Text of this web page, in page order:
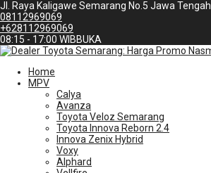
Jl. Raya Kaligawe Semarang No.5 Jawa Tengah
08112969069
+628112969069
08:15 - 17:00 WIBBUKA
Home
MPV
Calya
Avanza
Toyota Veloz Semarang
Toyota Innova Reborn 2.4
Innova Zenix Hybrid
Voxy
Alphard